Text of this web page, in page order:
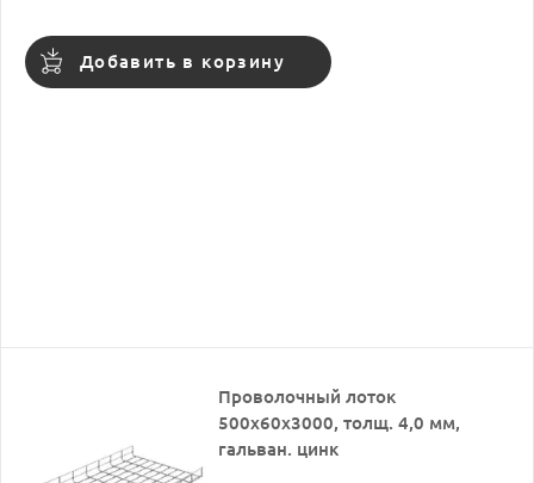
Добавить в корзину
Проволочный лоток
500х60х3000, толщ. 4,0 мм,
гальван. цинк